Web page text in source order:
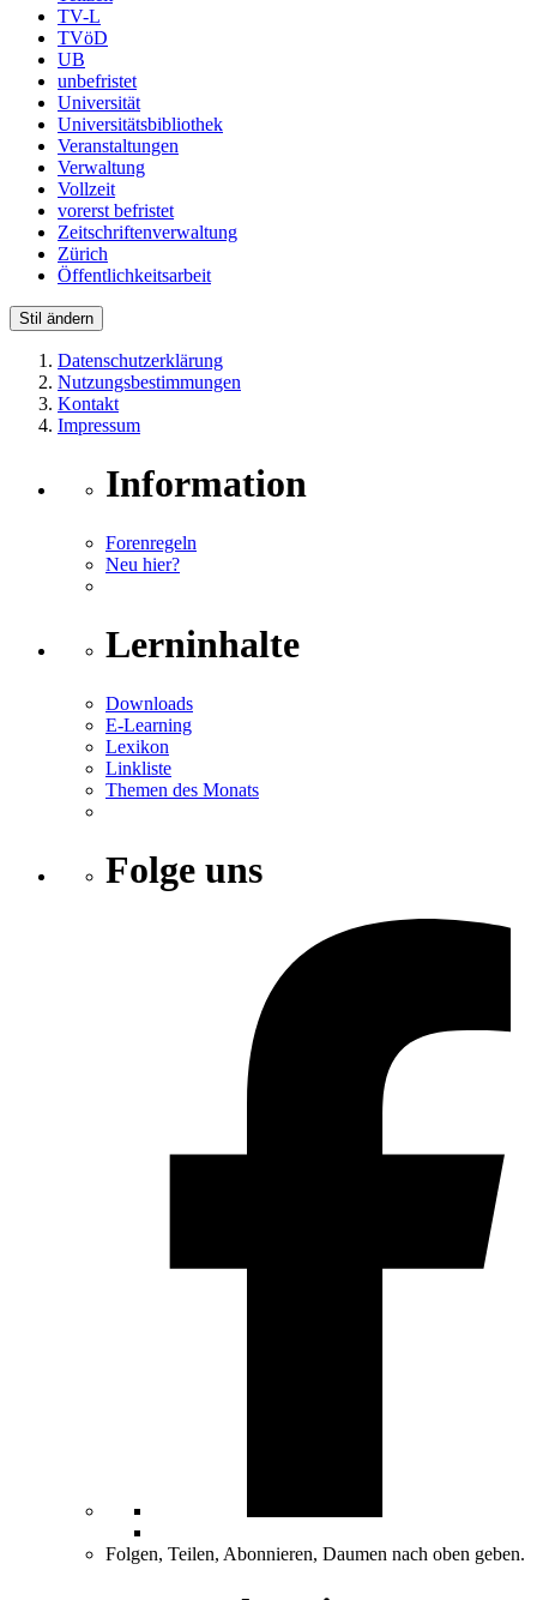
TV-L
TVöD
UB
unbefristet
Universität
Universitätsbibliothek
Veranstaltungen
Verwaltung
Vollzeit
vorerst befristet
Zeitschriftenverwaltung
Zürich
Öffentlichkeitsarbeit
Stil ändern
Datenschutzerklärung
Nutzungsbestimmungen
Kontakt
Impressum
Information
Forenregeln
Neu hier?
Lerninhalte
Downloads
E-Learning
Lexikon
Linkliste
Themen des Monats
Folge uns
Folgen, Teilen, Abonnieren, Daumen nach oben geben.